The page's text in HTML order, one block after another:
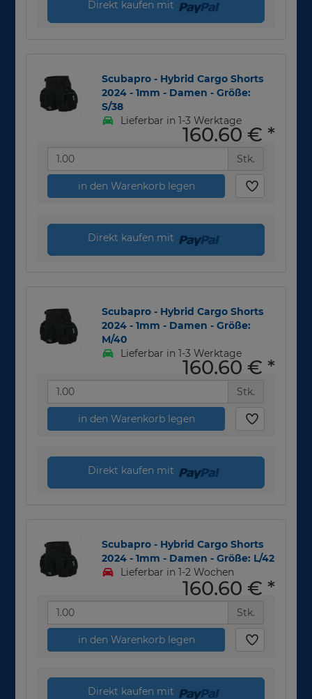
Direkt kaufen mit
Scubapro - Hybrid Cargo Shorts
2024 - 1mm - Damen - Größe:
S/38
Lieferbar in 1-3 Werktage
160,60 € *
Stk.
in den Warenkorb legen
Direkt kaufen mit
Scubapro - Hybrid Cargo Shorts
2024 - 1mm - Damen - Größe:
M/40
Lieferbar in 1-3 Werktage
160,60 € *
Stk.
in den Warenkorb legen
Direkt kaufen mit
Scubapro - Hybrid Cargo Shorts
2024 - 1mm - Damen - Größe: L/42
Lieferbar in 1-2 Wochen
160,60 € *
Stk.
in den Warenkorb legen
Direkt kaufen mit